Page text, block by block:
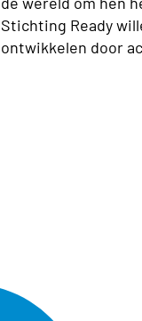
Stichting Ready
ontwikkelen door